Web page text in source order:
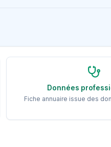
Données
Fiche annuaire issue des